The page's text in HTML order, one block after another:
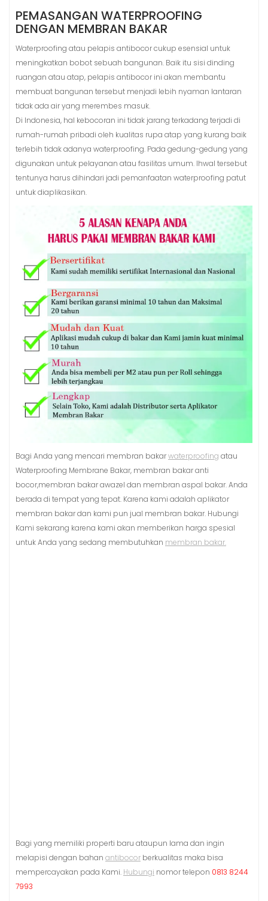
PEMASANGAN WATERPROOFING
DENGAN MEMBRAN BAKAR
Waterproofing atau pelapis antibocor cukup esensial untuk
meningkatkan bobot sebuah bangunan. Baik itu sisi dinding
ruangan atau atap, pelapis antibocor ini akan membantu
membuat bangunan tersebut menjadi lebih nyaman lantaran
tidak ada air yang merembes masuk.
Di Indonesia, hal kebocoran ini tidak jarang terkadang terjadi di
rumah-rumah pribadi oleh kualitas rupa atap yang kurang baik
terlebih tidak adanya waterproofing. Pada gedung-gedung yang
digunakan untuk pelayanan atau fasilitas umum. Ihwal tersebut
tentunya harus dihindari jadi pemanfaatan waterproofing patut
untuk diaplikasikan.
Bagi Anda yang mencari membran bakarwaterproofing atau
Waterproofing Membrane Bakar, membran bakar anti
bocor,membran bakar awazel dan membran aspal bakar. Anda
berada di tempat yang tepat. Karena kami adalah aplikator
membran bakar dan kami pun jual membran bakar. Hubungi
Kami sekarang karena kami akan memberikan harga spesial
untuk Anda yang sedang membutuhkan membran bakar.
Bagi yang memiliki properti baru ataupun lama dan ingin
melapisi dengan bahan antibocor berkualitas maka bisa
mempercayakan pada Kami. Hubungi nomor telepon 0813 8244
7993